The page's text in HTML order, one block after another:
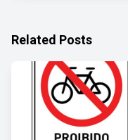
Related Posts